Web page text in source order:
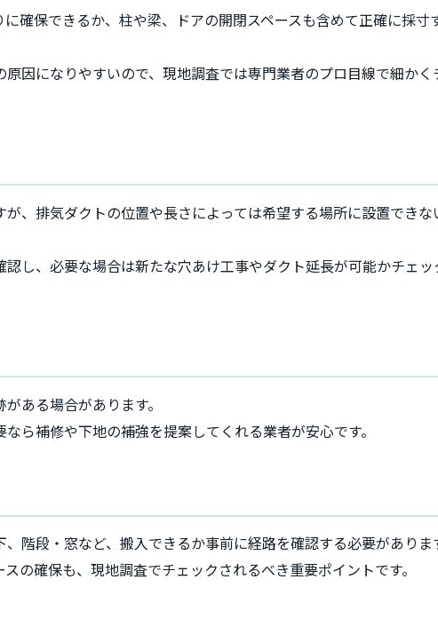
確保できるか、柱や梁、ドアの開閉スペースも含めて正確に採寸
因になりやすいので、現地調査では専門業者のプロ目線で細かく
、排気ダクトの位置や長さによっては希望する場所に設置できな
し、必要な場合は新たな穴あけ工事やダクト延長が可能かチェッ
ある場合があります。
ら補修や下地の補強を提案してくれる業者が安心です。
階段・窓など、搬入できるか事前に経路を確認する必要がありま
の確保も、現地調査でチェックされるべき重要ポイントです。